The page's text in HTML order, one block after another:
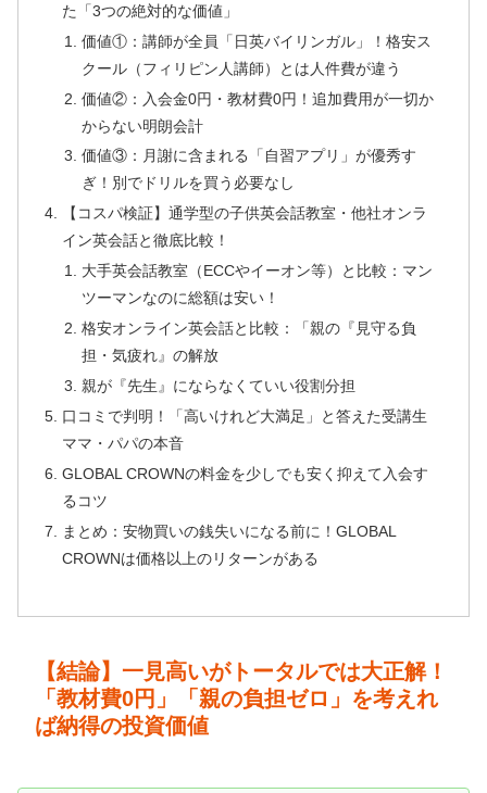
た「3つの絶対的な価値」
価値①：講師が全員「日英バイリンガル」！格安ス
クール（フィリピン人講師）とは人件費が違う
価値②：入会金0円・教材費0円！追加費用が一切か
からない明朗会計
価値③：月謝に含まれる「自習アプリ」が優秀す
ぎ！別でドリルを買う必要なし
【コスパ検証】通学型の子供英会話教室・他社オンラ
イン英会話と徹底比較！
大手英会話教室（ECCやイーオン等）と比較：マン
ツーマンなのに総額は安い！
格安オンライン英会話と比較：「親の『見守る負
担・気疲れ』の解放
親が『先生』にならなくていい役割分担
口コミで判明！「高いけれど大満足」と答えた受講生
ママ・パパの本音
GLOBAL CROWNの料金を少しでも安く抑えて入会す
るコツ
まとめ：安物買いの銭失いになる前に！GLOBAL
CROWNは価格以上のリターンがある
【結論】一見高いがトータルでは大正解！
「教材費0円」「親の負担ゼロ」を考えれ
ば納得の投資価値